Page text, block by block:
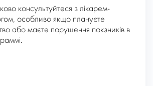
консультуйтеся з лікарем-
особливо якщо плануєте
або маєте порушення покзників в